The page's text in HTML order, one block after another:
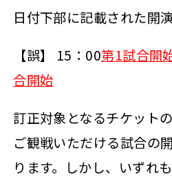
日付下部に記載された開
【誤】 15：00第1試合開
合開始
訂正対象となるチケット
ご観戦いただける試合の
ります。しかし、いずれ